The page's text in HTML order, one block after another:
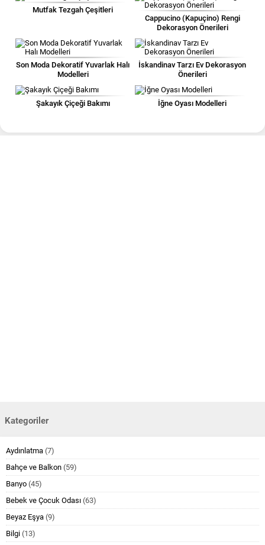
Mutfak Tezgah Çeşitleri
Cappucino (Kapuçino) Rengi
Dekorasyon Önerileri
Son Moda Dekoratif Yuvarlak Halı
Modelleri
İskandinav Tarzı Ev Dekorasyon
Önerileri
Şakayık Çiçeği Bakımı İğne Oyası Modelleri
Kategoriler
Aydınlatma (7)
Bahçe ve Balkon (59)
Banyo (45)
Bebek ve Çocuk Odası (63)
Beyaz Eşya (9)
Bilgi (13)